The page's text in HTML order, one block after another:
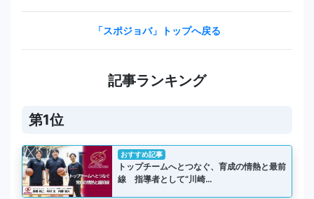
「スポジョバ」トップへ戻る
記事ランキング
第1位
おすすめ記事
トップチームへとつなぐ、育成の情熱と最前
線 指導者として“川崎…